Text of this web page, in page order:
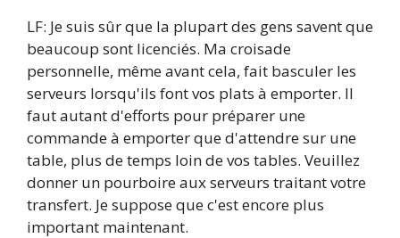
LF: Je suis sûr que la plupart des gens savent que
beaucoup sont licenciés. Ma croisade
personnelle, même avant cela, fait basculer les
serveurs lorsqu'ils font vos plats à emporter. Il
faut autant d'efforts pour préparer une
commande à emporter que d'attendre sur une
table, plus de temps loin de vos tables. Veuillez
donner un pourboire aux serveurs traitant votre
transfert. Je suppose que c'est encore plus
important maintenant.